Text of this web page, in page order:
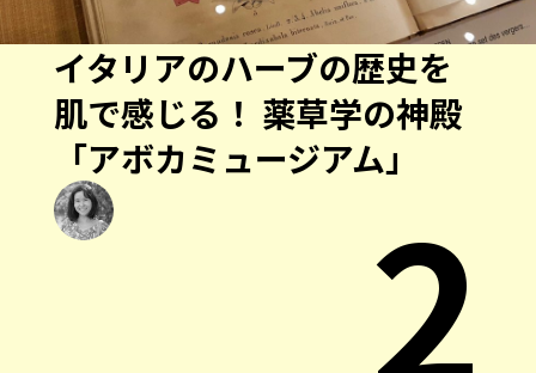
イタリアのハーブの歴史を
肌で感じる！ 薬草学の神殿
「アボカミュージアム」
2